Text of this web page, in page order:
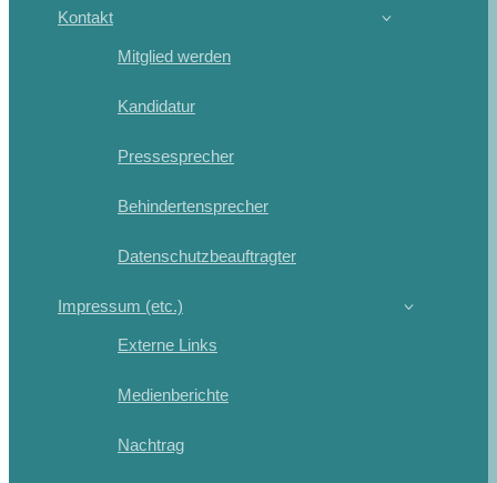
Kontakt
Mitglied werden
Kandidatur
Pressesprecher
Behindertensprecher
Datenschutzbeauftragter
Impressum (etc.)
Externe Links
Medienberichte
Nachtrag